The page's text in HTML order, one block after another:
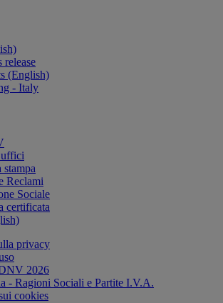
release
(English)
- Italy
Reclami
Sociale
certificata
privacy
2026
- Ragioni Sociali e Partite I.V.A.
cookies